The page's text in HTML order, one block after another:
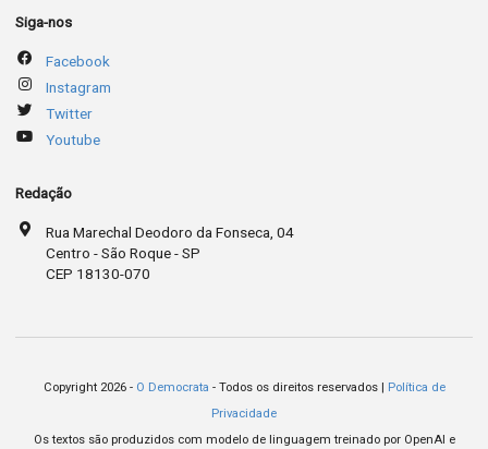
Siga-nos
Facebook
Instagram
Twitter
Youtube
Redação
Rua Marechal Deodoro da Fonseca, 04
Centro - São Roque - SP
CEP 18130-070
Copyright 2026 - O Democrata - Todos os direitos reservados | Política de
Privacidade
Os textos são produzidos com modelo de linguagem treinado por OpenAI e